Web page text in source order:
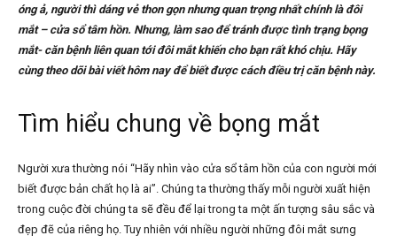
óng ả, người thì dáng vẻ thon gọn nhưng quan trọng nhất chính là đôi
mắt – cửa sổ tâm hồn. Nhưng, làm sao để tránh được tình trạng bọng
mắt- căn bệnh liên quan tới đôi mắt khiến cho bạn rất khó chịu. Hãy
cùng theo dõi bài viết hôm nay để biết được cách điều trị căn bệnh này.
Tìm hiểu chung về bọng mắt
Người xưa thường nói “Hãy nhìn vào cửa sổ tâm hồn của con người mới
biết được bản chất họ là ai”. Chúng ta thường thấy mỗi người xuất hiện
trong cuộc đời chúng ta sẽ đều để lại trong ta một ấn tượng sâu sắc và
đẹp đẽ của riêng họ. Tuy nhiên với nhiều người những đôi mắt sưng